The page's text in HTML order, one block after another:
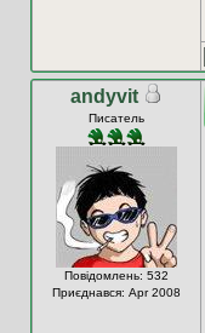
andyvit
Писатель
Повідомлень: 532
Приєднався: Apr 2008